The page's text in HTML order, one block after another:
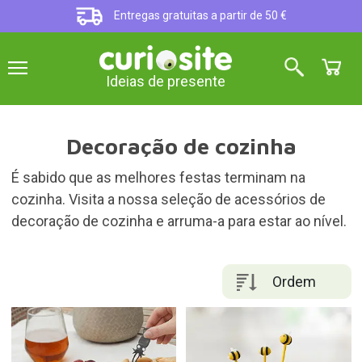
Entregas gratuitas a partir de 50 €
Ideias de presente
Decoração de cozinha
É sabido que as melhores festas terminam na
cozinha. Visita a nossa seleção de acessórios de
decoração de cozinha e arruma-a para estar ao nível.
Ordem